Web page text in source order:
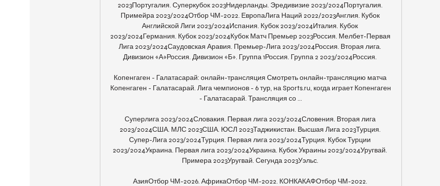
2023Португалия. Суперкубок 2023Нидерланды. Эредивизие 2023/2024Португалия.
Примейра 2023/2024Отбор ЧМ-2022. ЕвропаЛига Наций 2022/2023Англия. Кубок
Английской Лиги 2023/2024Испания. Кубок 2023/2024Италия. Кубок
2023/2024Германия. Кубок 2023/2024Кубок Матч Премьер 2023Россия. Мелбет-Первая
Лига 2023/2024Саудовская Аравия. Премьер-Лига 2023/2024Россия. Вторая лига.
Дивизион «А»Россия. Дивизион «Б». Группа 1Россия. Группа 2 2023/2024Россия.
Копенгаген - Галатасарай: онлайн-трансляция Смотреть онлайн-трансляцию матча
Копенгаген - Галатасарай. Лига чемпионов - 6 тур, на Sports.ru, когда играет Копенгаген
- Галатасарай. Трансляция со ...
Суперлига 2023/2024Словакия. Первая лига 2023/2024Словения. Вторая лига
2023/2024США. МЛС 2023США. ЮСЛ 2023Таджикистан. Высшая Лига 2023Турция.
Супер-Лига 2023/2024Турция. Первая лига 2023/2024Турция. Кубок Турции
2023/2024Украина. Первая лига 2023/2024Украина. Кубок Украины 2023/2024Уругвай.
Примера 2023Уругвай. Сегунда 2023Уэльс.
АзияОтбор ЧМ-2026. АфрикаОтбор ЧМ-2022. КОНКАКАФОтбор ЧМ-2022.